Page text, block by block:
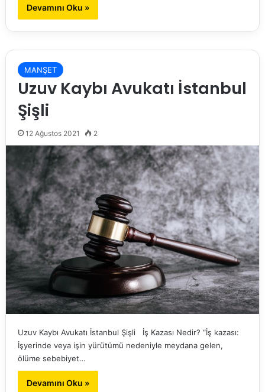
Devamını Oku »
MANŞET
Uzuv Kaybı Avukatı İstanbul
Şişli
12 Ağustos 2021 2
Uzuv Kaybı Avukatı İstanbul Şişli İş Kazası Nedir? “İş kazası:
İşyerinde veya işin yürütümü nedeniyle meydana gelen,
ölüme sebebiyet…
Devamını Oku »